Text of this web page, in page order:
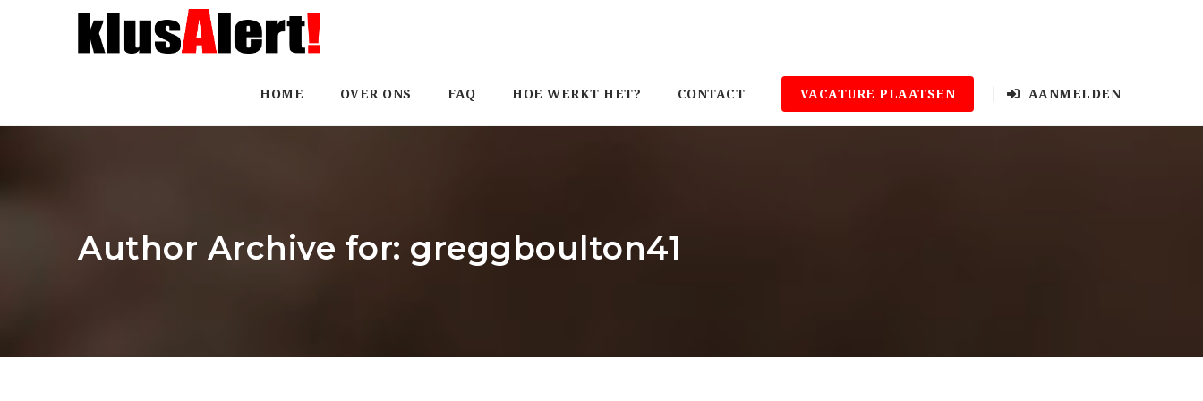
HOME OVER ONS FAQ HOE WERKT HET? CONTACT VACATURE PLAATSEN AANMELDEN
Author Archive for: greggboulton41